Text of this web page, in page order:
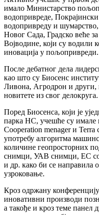
имало Министарство
водопривреде,
водопривреду и
Новог Сада, Градско веће
Војводине, који су водили
иновација у пољопривреди.
После дебатног дела
као што су Биосенс
Ливона, Агродрон и други,
новитете из свог делокруга.
Поред Биосенса, који је
парка НС, учешће су имале
Cooperation menager и Terra
употребу алгоритма
количине геопросторних
снимци, УАВ снимци, ЕС
и др. како би се направила
узроковање.
Кроз одржану
иновативни производи
а такође и кроз теме панел